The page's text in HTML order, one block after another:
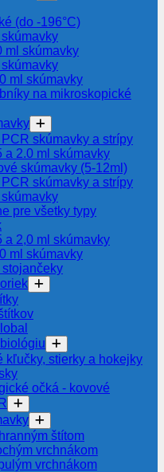
(do -196°C)
ml skúmavky
ml skúmavky
na mikroskopické
PCR skúmavky a strípy
a 2.0 ml skúmavky
skúmavky (5-12ml)
PCR skúmavky a strípy
pre všetky typy
a 2,0 ml skúmavky
ml skúmavky
kľučky, stierky a hokejky
očká - kovové
štítom
vrchnákom
vrchnákom